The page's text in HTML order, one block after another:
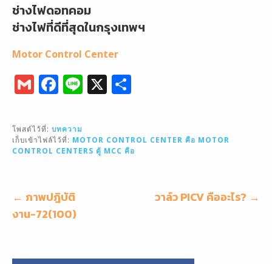
ช่างไฟดอทคอม
ช่างไฟที่ดีที่สุดในกรุงเทพฯ
Motor Control Center
G
m
ai
l
F
a
c
e
b
o
k
Li
n
X
e
โพสต์ไว้ที่: บทความ
เก็บเข้าไฟล์ไว้ที่: MOTOR CONTROL CENTER คือ MOTOR
CONTROL CENTERS ตู้ MCC คือ
แนะแนว
เรื่อง
← ภาพปฎิบัติ
งาน-72(100)
วาล์ว PICV คืออะไร? →